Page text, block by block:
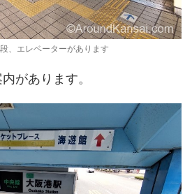
、エレベーターがあります
があります。